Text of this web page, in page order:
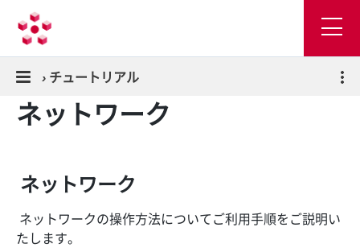
› チュートリアル
ネットワーク
ネットワーク
ネットワークの操作方法についてご利用手順をご説明い
たします。